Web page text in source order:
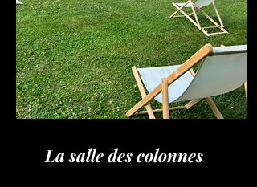
La salle des colonnes